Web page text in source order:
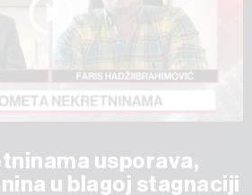
usporava,
u blagoj stagnaciji